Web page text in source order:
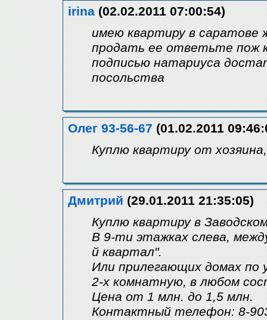
irina (02.02.2011 07:00:54)
имею квартиру в саратове
продать ее ответьте пож
подписью натариуса
посольства
Олег 93-56-67 (01.02.2011
Куплю квартиру от
Дмитрий (29.01.2011 21:35:05)
Куплю квартиру в
В 9-ти этажках слева,
й квартал".
Или прилегающих домах по
2-х комнатную, в любом
Цена от 1 млн. до 1,5 млн.
Контактный телефон: 8-